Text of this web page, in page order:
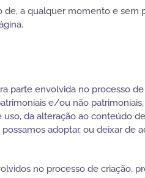
de, a qualquer momento e
parte envolvida no processo
e/ou não
uso, da alteração ao conteúdo
adoptar, ou deixar
no processo de criação,